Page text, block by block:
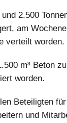
2.500
am
verteilt worden.
m³ Beton
worden.
Beteiligten
und